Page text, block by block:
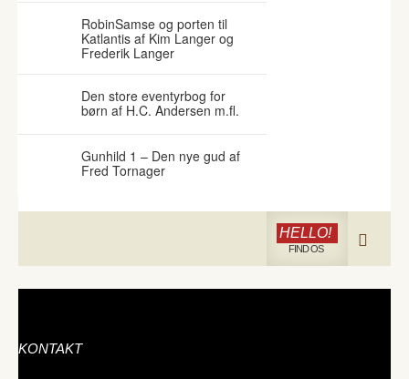
RobinSamse og porten til
Katlantis af Kim Langer og
Frederik Langer
Den store eventyrbog for
børn af H.C. Andersen m.fl.
Gunhild 1 – Den nye gud af
Fred Tornager
HELLO!
FIND OS
KONTAKT